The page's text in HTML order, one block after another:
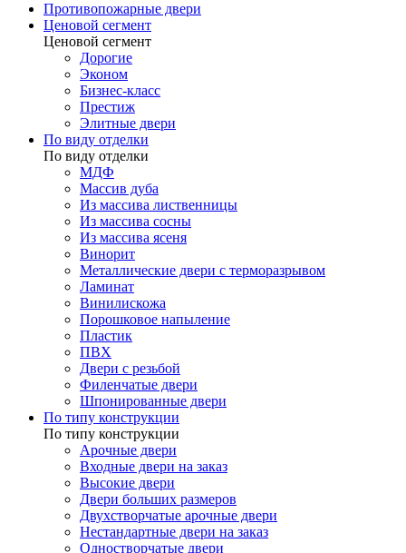
Противопожарные двери
Ценовой сегмент
Ценовой сегмент
Дорогие
Эконом
Бизнес-класс
Престиж
Элитные двери
По виду отделки
По виду отделки
МДФ
Массив дуба
Из массива лиственницы
Из массива сосны
Из массива ясеня
Винорит
Металлические двери с терморазрывом
Ламинат
Винилискожа
Порошковое напыление
Пластик
ПВХ
Двери с резьбой
Филенчатые двери
Шпонированные двери
По типу конструкции
По типу конструкции
Арочные двери
Входные двери на заказ
Высокие двери
Двери больших размеров
Двухстворчатые арочные двери
Нестандартные двери на заказ
Одностворчатые двери